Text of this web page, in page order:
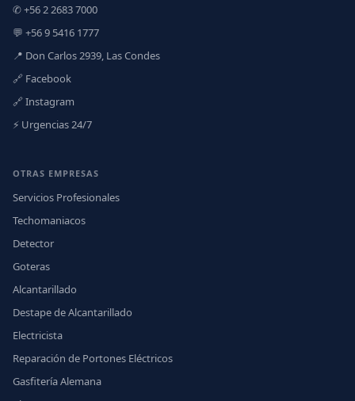
✆ +56 2 2683 7000
💬 +56 9 5416 1777
📍 Don Carlos 2939, Las Condes
🔗 Facebook
🔗 Instagram
⚡ Urgencias 24/7
OTRAS EMPRESAS
Servicios Profesionales
Techomaniacos
Detector
Goteras
Alcantarillado
Destape de Alcantarillado
Electricista
Reparación de Portones Eléctricos
Gasfitería Alemana